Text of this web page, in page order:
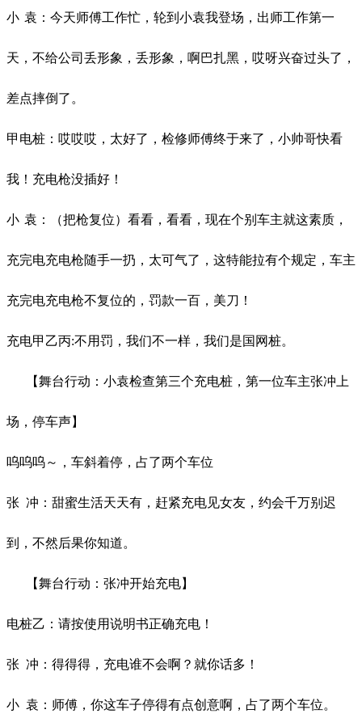
小 袁 ： 今天师傅工作忙 ， 轮到小袁我登场， 出师工作第一
天 ， 不给公司丢形象，丢形象，啊巴扎黑，哎呀兴奋过头了，
差点摔倒了 。
甲 电桩 ： 哎哎哎， 太好了 ， 检修师傅终于来了， 小帅哥快看
我 ！ 充电枪没插好 ！
小 袁 ： （把枪复位）看看， 看看 ，现在个别车主就这素质，
充完电充电枪随手一扔，太可气了 ，这特能拉有个规定，车主
充完电充电枪不复位的，罚款一百，美刀！
充电甲乙丙:不用罚，我们不一样，我们是国网桩。
【舞台行动：小袁检查第三个充电桩，第一位车主张冲上
场，停车声】
呜呜呜～，车斜着停，占了两个车位
张 冲：甜蜜生活天天有，赶紧充电见女友，约会千万别迟
到，不然后果你知道。
【舞台行动：张冲开始充电】
电桩乙：请按使用说明书正确充电！
张 冲：得得得，充电谁不会啊？就你话多！
小 袁：师傅，你这车子停得有点创意啊，占了两个车位。